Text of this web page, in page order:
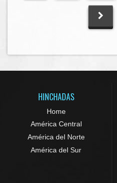
HINCHADAS
Home
América Central
América del Norte
América del Sur